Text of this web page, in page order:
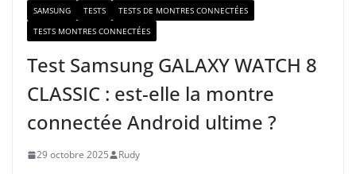
SAMSUNG TESTS
TESTS DE MONTRES CONNECTÉES
TESTS MONTRES CONNECTÉES
Test Samsung GALAXY WATCH 8
CLASSIC : est-elle la montre
connectée Android ultime ?
29 octobre 2025 Rudy